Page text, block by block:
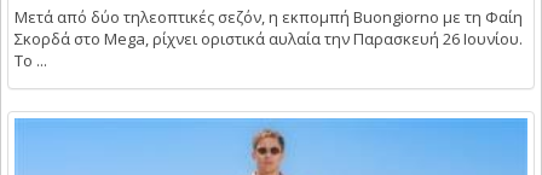
Μετά από δύο τηλεοπτικές σεζόν, η εκπομπή Buongiorno με τη Φαίη
Σκορδά στο Mega, ρίχνει οριστικά αυλαία την Παρασκευή 26 Ιουνίου.
Το ...